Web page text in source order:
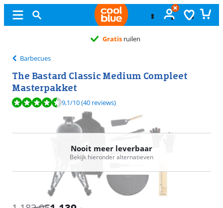
Gratis ruilen
Barbecues
The Bastard Classic Medium Compleet
Masterpakket
Beoordeling is 9,1 van de 10, gebaseerd op 40 reviews.
9,1/10(40 reviews)
Nooit meer leverbaar
Bekijk hieronder alternatieven